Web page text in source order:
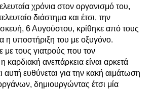
χρόνια στον οργανισμό του,
διάστημα και έτσι, την
6 Αυγούστου, κρίθηκε από τους
η υποστήριξη του με οξυγόνο.
τους γιατρούς που τον
ανεπάρκεια είναι αρκετά
ευθύνεται για την κακή αιμάτωση
δημιουργώντας έτσι μία